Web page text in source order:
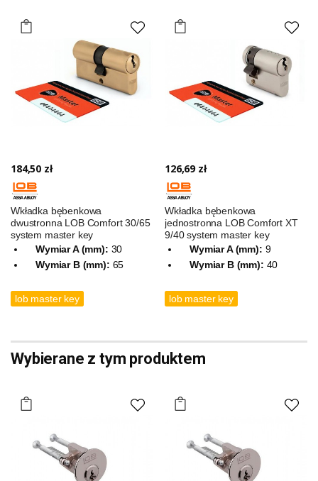
184,50 zł
Wkładka bębenkowa
dwustronna LOB Comfort 30/65
system master key
Wymiar A (mm): 30
Wymiar B (mm): 65
lob master key
126,69 zł
Wkładka bębenkowa
jednostronna LOB Comfort XT
9/40 system master key
Wymiar A (mm): 9
Wymiar B (mm): 40
lob master key
Wybierane z tym produktem